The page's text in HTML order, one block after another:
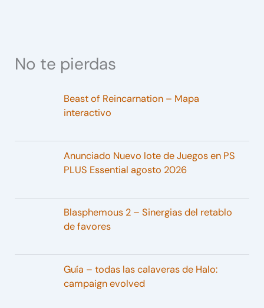
No te pierdas
Beast of Reincarnation – Mapa
interactivo
Anunciado Nuevo lote de Juegos en PS
PLUS Essential agosto 2026
Blasphemous 2 – Sinergias del retablo
de favores
Guía – todas las calaveras de Halo:
campaign evolved